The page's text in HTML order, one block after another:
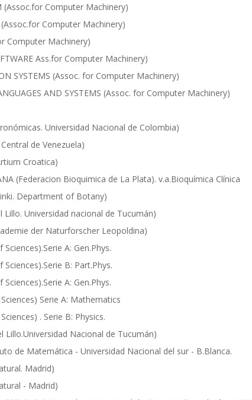
(Assoc.for Computer Machinery)
(Assoc.for Computer Machinery)
Computer Machinery)
Ass.for Computer Machinery)
SYSTEMS (Assoc. for Computer Machinery)
AND SYSTEMS (Assoc. for Computer Machinery)
Universidad Nacional de Colombia)
de Venezuela)
Croatica)
(Federacion Bioquimica de La Plata). v.a.Bioquímica Clínica
Department of Botany)
Lillo. Universidad nacional de Tucumán)
der Naturforscher Leopoldina)
A: Gen.Phys.
B: Part.Phys.
A: Gen.Phys.
Serie A: Mathematics
. Serie B: Physics.
Lillo.Universidad Nacional de Tucumán)
de Matemática - Universidad Nacional del sur - B.Blanca.
Madrid)
- Madrid)